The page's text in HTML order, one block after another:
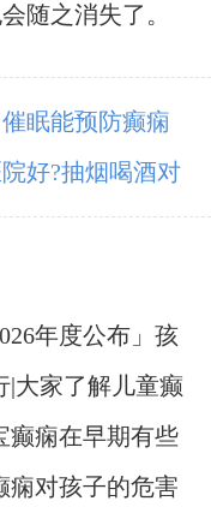
随之消失了。
眠能预防癫痫
好?抽烟喝酒对
年度公布」孩
|大家了解儿童癫
癫痫在早期有些
痫对孩子的危害